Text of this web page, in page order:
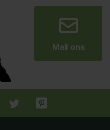
Mail ons
op Facebookop Instagram
Tuincentrum.nl op Twitter
Tuincentrum.nl op